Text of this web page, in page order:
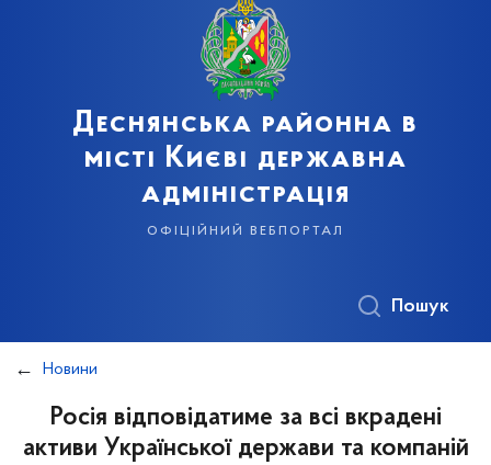
Деснянська районна в
місті Києві державна
адміністрація
офіційний вебпортал
Пошук
Новини
Росія відповідатиме за всі вкрадені
активи Української держави та компаній